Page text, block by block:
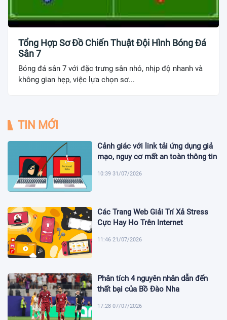
Tổng Hợp Sơ Đồ Chiến Thuật Đội Hình Bóng Đá
Sân 7
Bóng đá sân 7 với đặc trưng sân nhỏ, nhịp độ nhanh và
không gian hẹp, việc lựa chọn sơ...
TIN MỚI
Cảnh giác với link tải ứng dụng giả
mạo, nguy cơ mất an toàn thông tin
10:39 31/07/2026
Các Trang Web Giải Trí Xả Stress
Cực Hay Ho Trên Internet
11:46 21/07/2026
Phân tích 4 nguyên nhân dẫn đến
thất bại của Bồ Đào Nha
17:28 07/07/2026